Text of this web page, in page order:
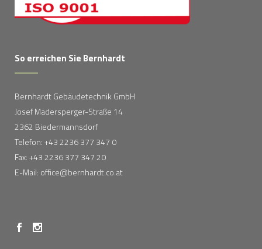
So erreichen Sie Bernhardt
Bernhardt Gebäudetechnik GmbH
Josef Madersperger-Straße 14
2362 Biedermannsdorf
Telefon: +43 2236 377 347 0
Fax: +43 2236 377 347 20
E-Mail: office@bernhardt.co.at